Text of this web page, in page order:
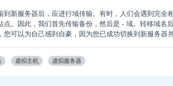
到新服务器后，应进行域传输。有时，人们会遇到完
点。因此，我们首先传输备份，然后是 - 域。转移域
您可以为自己感到自豪，因为您已成功切换到新服务器
虚拟主机 虚拟服务器